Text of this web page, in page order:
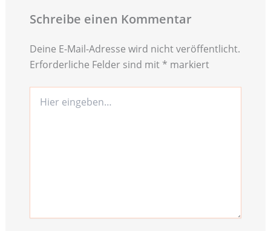
Schreibe einen Kommentar
Deine E-Mail-Adresse wird nicht veröffentlicht.
Erforderliche Felder sind mit * markiert
eingeben…